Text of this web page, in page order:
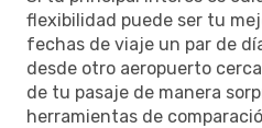
flexibilidad puede ser tu
fechas de viaje un par de
desde otro aeropuerto
de tu pasaje de manera
herramientas de